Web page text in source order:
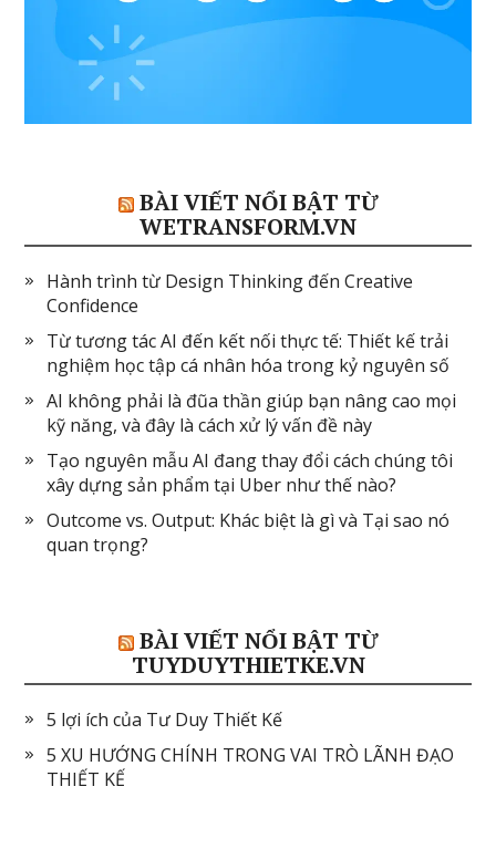
BÀI VIẾT NỔI BẬT TỪ
WETRANSFORM.VN
Hành trình từ Design Thinking đến Creative
Confidence
Từ tương tác AI đến kết nối thực tế: Thiết kế trải
nghiệm học tập cá nhân hóa trong kỷ nguyên số
AI không phải là đũa thần giúp bạn nâng cao mọi
kỹ năng, và đây là cách xử lý vấn đề này
Tạo nguyên mẫu AI đang thay đổi cách chúng tôi
xây dựng sản phẩm tại Uber như thế nào?
Outcome vs. Output: Khác biệt là gì và Tại sao nó
quan trọng?
BÀI VIẾT NỔI BẬT TỪ
TUYDUYTHIETKE.VN
5 lợi ích của Tư Duy Thiết Kế
5 XU HƯỚNG CHÍNH TRONG VAI TRÒ LÃNH ĐẠO
THIẾT KẾ